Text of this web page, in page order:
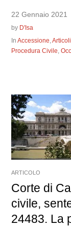
22 Gennaio 2021
by D'Isa
InAccessione,
Procedura Civile,
ARTICOLO
Corte di
civile,
24483. La